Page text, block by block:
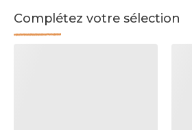
Complétez votre sélection